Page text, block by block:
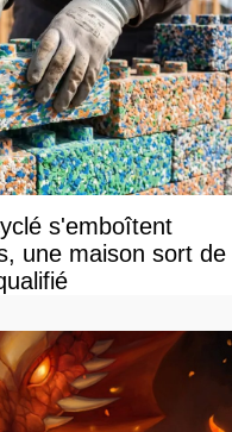
s'emboîtent
une maison sort de